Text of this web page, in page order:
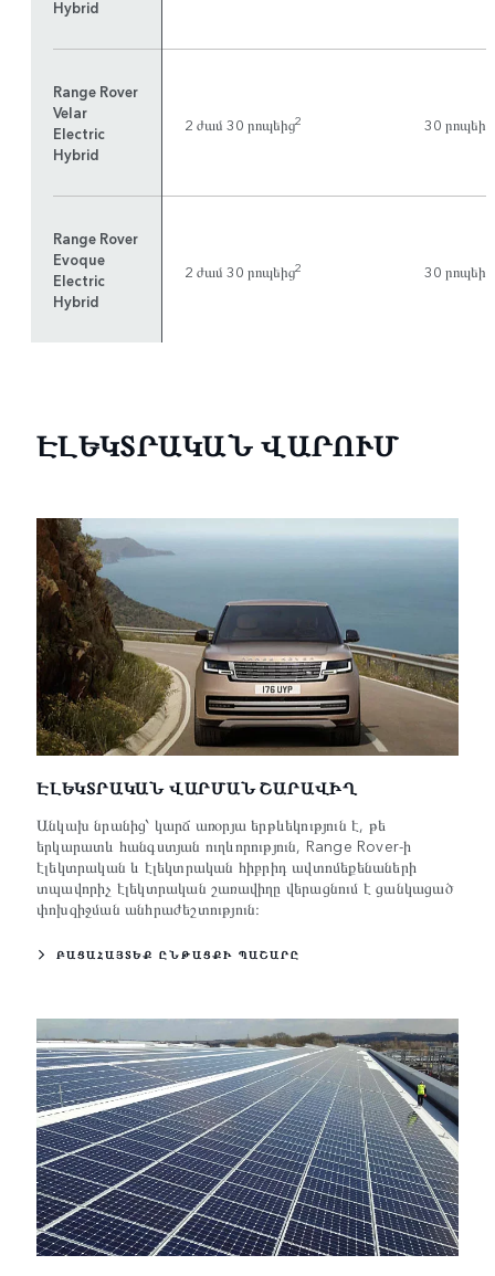
Hybrid
Range Rover
Velar
Electric
Hybrid
2 ժամ 30 րոպեից2 30 րոպեից
Range Rover
Evoque
Electric
Hybrid
2 ժամ 30 րոպեից2 30 րոպեից
ԷԼԵԿՏՐԱԿԱՆ ՎԱՐՈՒՄ
ԷԼԵԿՏՐԱԿԱՆ ՎԱՐՄԱՆ ՇԱՐԱՎԻՂ
Անկախ նրանից՝ կարճ առօրյա երթևեկություն է, թե
երկարատև հանգստյան ուղևորություն, Range Rover-ի
էլեկտրական և էլեկտրական հիբրիդ ավտոմեքենաների
տպավորիչ էլեկտրական շառավիղը վերացնում է ցանկացած
փոխզիջման անհրաժեշտություն։
ԲԱՑԱՀԱՅՏԵՔ ԸՆԹԱՑՔԻ ՊԱՇԱՐԸ